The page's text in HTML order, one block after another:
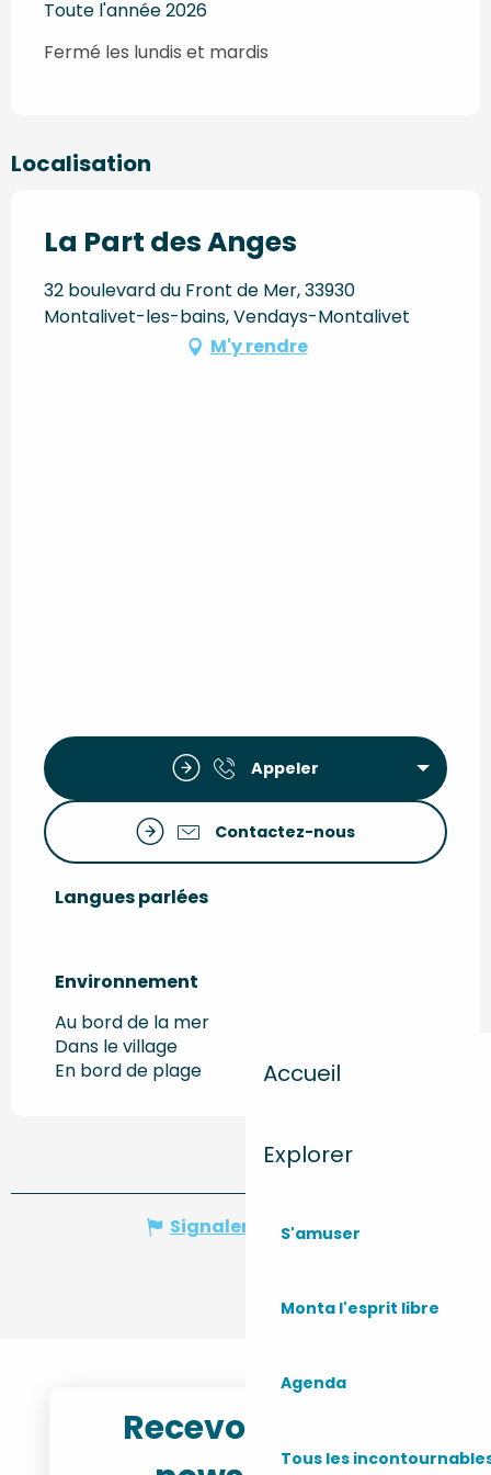
Accueil
Explorer
S'amuser
Monta l'esprit libre
Agenda
Tous les
Toute l'année 2026
Fermé les lundis et mardis
Localisation
La Part des Anges
32 boulevard du Front de Mer, 33930
Montalivet-les-bains, Vendays-Montalivet
M'y rendre
Appeler
Contactez-nous
Langues parlées
Langues parlées
Environnement
Environnement
Au bord de la mer
Dans le village
En bord de plage
Signaler une erreur
Recevoir notre